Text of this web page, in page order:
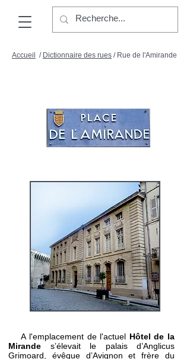
Accueil / Dictionnaire des rues / Rue de l'Amirande
A l'emplacement de l'actuel Hôtel de la
Mirande s’élevait le palais d’Anglicus
Grimoard, évêque d’Avignon et frère du